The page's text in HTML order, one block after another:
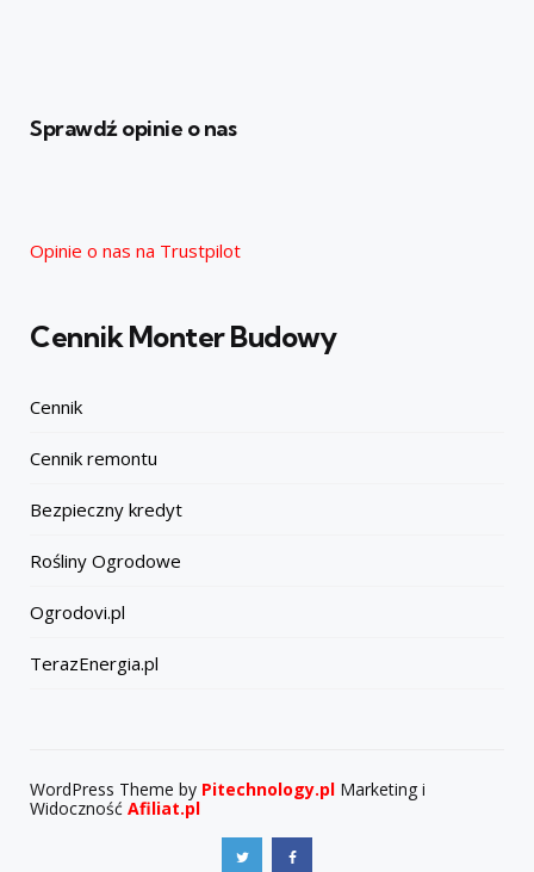
Sprawdź opinie o nas
Opinie o nas na Trustpilot
Cennik Monter Budowy
Cennik
Cennik remontu
Bezpieczny kredyt
Rośliny Ogrodowe
Ogrodovi.pl
TerazEnergia.pl
WordPress Theme by Pitechnology.pl Marketing i
Widoczność Afiliat.pl